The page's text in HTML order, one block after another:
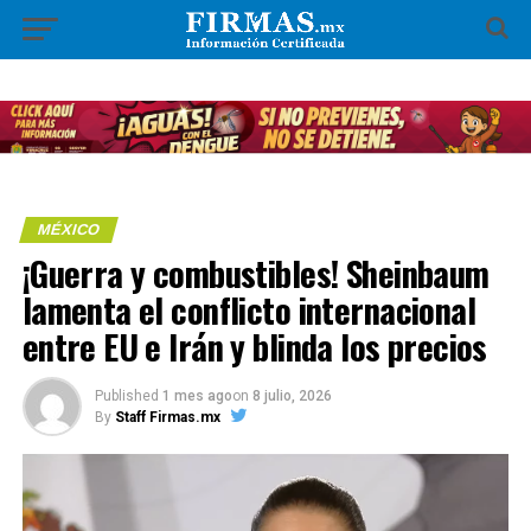
MÉXICO
¡Guerra y combustibles! Sheinbaum
lamenta el conflicto internacional
entre EU e Irán y blinda los precios
Published 1 mes agoon 8 julio, 2026
By Staff Firmas.mx